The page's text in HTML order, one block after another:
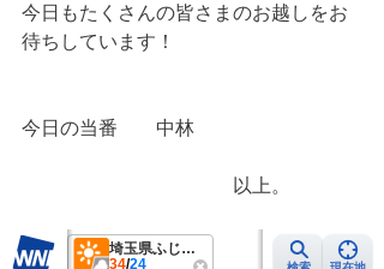
今日もたくさんの皆さまのお越しをお
待ちしています！
今日の当番　　中林
以上。